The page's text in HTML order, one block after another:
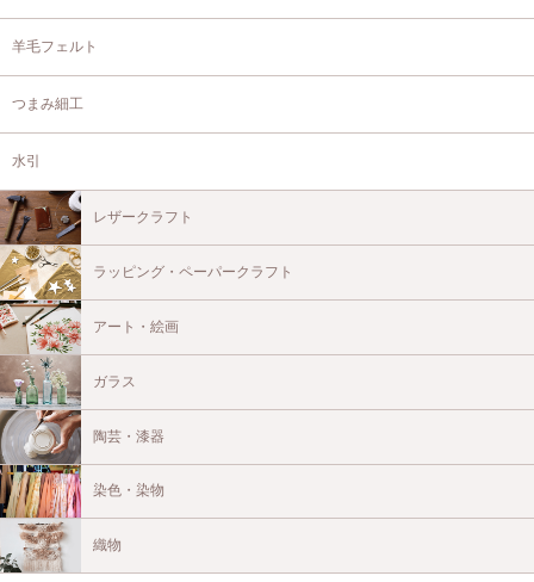
羊毛フェルト
つまみ細工
水引
レザークラフト
ラッピング・ペーパークラフト
アート・絵画
ガラス
陶芸・漆器
染色・染物
織物